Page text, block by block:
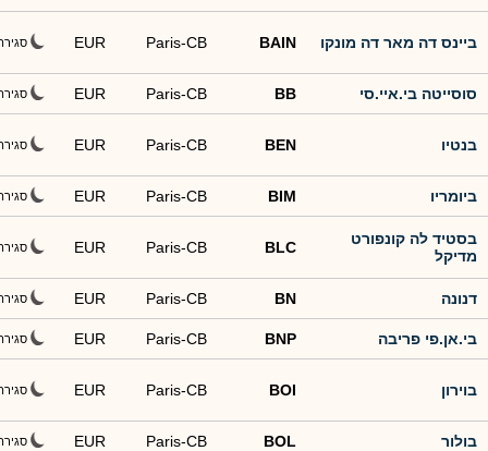
ביינס דה מאר דה מונקו BAIN
Paris-CB
EUR
סוסייטה בי.איי.סי BB
Paris-CB
EUR
בנטיו BEN
Paris-CB
EUR
ביומריו BIM
Paris-CB
EUR
בסטיד לה קונפורט
מדיקל
BLC
Paris-CB
EUR
דנונה BN
Paris-CB
EUR
בי.אן.פי פריבה BNP
Paris-CB
EUR
בוירון BOI
Paris-CB
EUR
בולור BOL
Paris-CB
EUR